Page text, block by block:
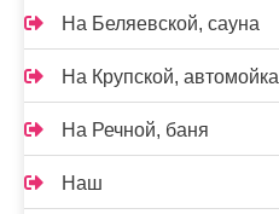
На Беляевской, сауна
На Крупской, автомойка
На Речной, баня
Наш